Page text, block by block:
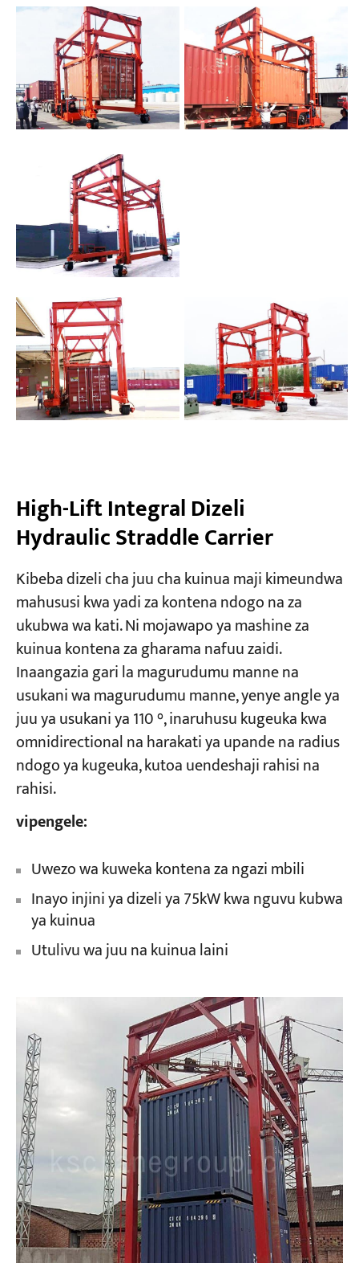
High-Lift Integral Dizeli
Hydraulic Straddle Carrier
Kibeba dizeli cha juu cha kuinua maji kimeundwa
mahususi kwa yadi za kontena ndogo na za
ukubwa wa kati. Ni mojawapo ya mashine za
kuinua kontena za gharama nafuu zaidi.
Inaangazia gari la magurudumu manne na
usukani wa magurudumu manne, yenye angle ya
juu ya usukani ya 110 °, inaruhusu kugeuka kwa
omnidirectional na harakati ya upande na radius
ndogo ya kugeuka, kutoa uendeshaji rahisi na
rahisi.
vipengele:
Uwezo wa kuweka kontena za ngazi mbili
Inayo injini ya dizeli ya 75kW kwa nguvu kubwa
ya kuinua
Utulivu wa juu na kuinua laini